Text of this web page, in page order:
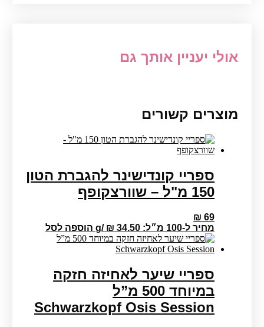
אולי יעניין אותך גם
מוצרים קשורים
ספריי קונדישינר להגברת הטון
150 מ"ל – שוורצקופף
₪ 69
מחיר ל-100 מ״ל:
₪ 34.50
/
g הוספה לסל
ספריי שיער לאחיזה חזקה
במיוחד 500 מ”ל
Schwarzkopf Osis Session